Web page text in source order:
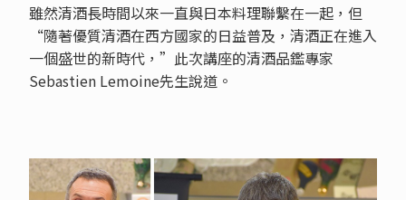
雖然清酒長時間以來一直與日本料理聯繫在一起，但
“隨著優質清酒在西方國家的日益普及，清酒正在進入
一個盛世的新時代，”此次講座的清酒品鑑專家
Sebastien Lemoine先生說道。